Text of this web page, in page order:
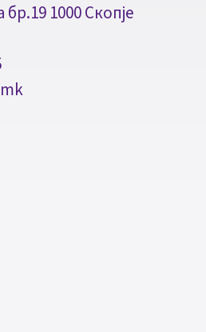
1000 Скопје